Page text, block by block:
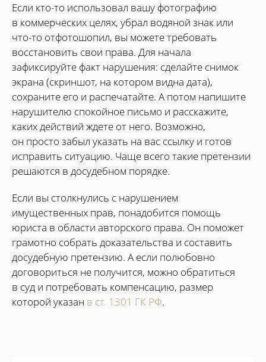
Если кто-то использовал вашу фотографию
в коммерческих целях, убрал водяной знак или
что-то отфотошопил, вы можете требовать
восстановить свои права. Для начала
зафиксируйте факт нарушения: сделайте снимок
экрана (скриншот, на котором видна дата),
сохраните его и распечатайте. А потом напишите
нарушителю спокойное письмо и расскажите,
каких действий ждете от него. Возможно,
он просто забыл указать на вас ссылку и готов
исправить ситуацию. Чаще всего такие претензии
решаются в досудебном порядке.
Если вы столкнулись с нарушением
имущественных прав, понадобится помощь
юриста в области авторского права. Он поможет
грамотно собрать доказательства и составить
досудебную претензию. А если полюбовно
договориться не получится, можно обратиться
в суд и потребовать компенсацию, размер
которой указан в ст. 1301 ГК РФ.